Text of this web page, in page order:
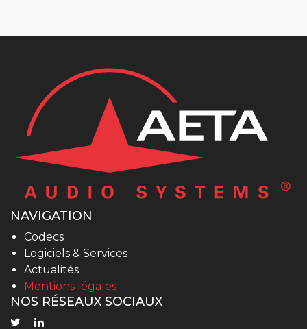
NAVIGATION
Codecs
Logiciels & Services
Actualités
Mentions légales
NOS RÉSEAUX SOCIAUX